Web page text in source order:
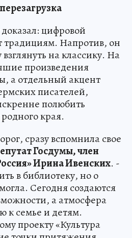
цифровой
традициям. Напротив, он
на классику. На
произведения
а отдельный акцент
писателей,
полюбить
края.
сразу вспомнила свое
Госдумы, член
Ирина Ивенских. -
в библиотеку, но о
Сегодня создаются
а атмосфера
к семье и детям.
проекту «Культура